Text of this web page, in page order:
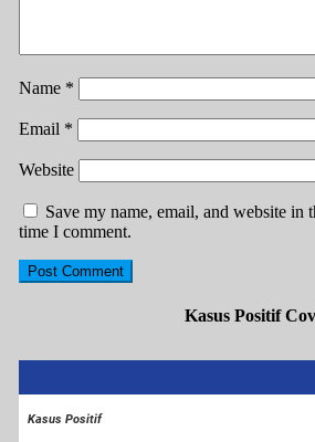
Name *
Email *
Website
Save my name, email, and website in
time I comment.
Kasus Positif